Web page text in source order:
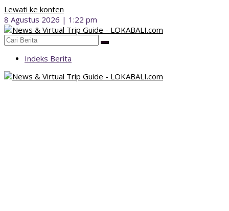
Lewati ke konten
8 Agustus 2026 | 1:22 pm
Indeks Berita